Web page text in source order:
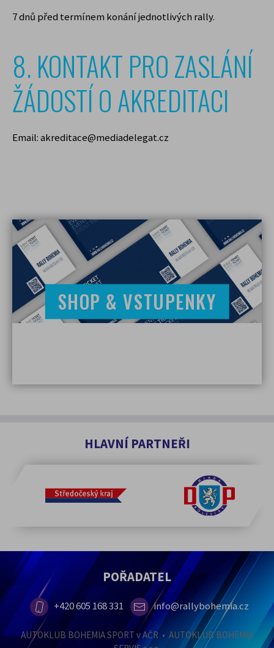
7 dnů před termínem konání jednotlivých rally.
8. KONTAKT PRO ZASLÁNÍ
ŽÁDOSTÍ O AKREDITACI
Email: akreditace@mediadelegat.cz
SHOP & VSTUPENKY
HLAVNÍ PARTNEŘI
POŘADATEL
+420 605 168 331 info@rallybohemia.cz
AUTOKLUB BOHEMIA SPORT v AČR • AUTOKLUB BOHEMIA